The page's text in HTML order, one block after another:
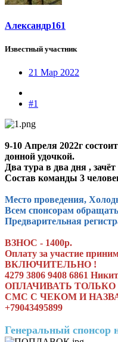
Александр161
Известный участник
21 Мар 2022
#1
9-10 Апреля 2022г
донной удочкой.
Два тура в два дня ,
Состав команды 3
Место проведения,
Всем спонсорам
Предварительная
ВЗНОС - 1400р.
Оплату за участие
ВКЛЮЧИТЕЛЬНО !
4279 3806 9408 6861
ОПЛАЧИВАТЬ
СМС С ЧЕКОМ И
+79043495899
Генеральный спонсор